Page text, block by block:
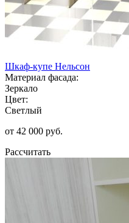
Шкаф-купе Нельсон
Материал фасада:
Зеркало
Цвет:
Светлый
от 42 000 руб.
Рассчитать